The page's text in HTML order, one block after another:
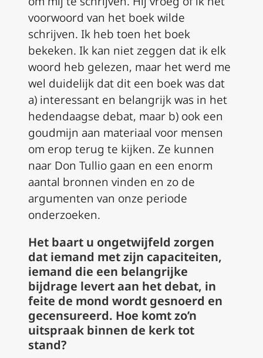
voorwoord van het boek wilde
schrijven. Ik heb toen het boek
bekeken. Ik kan niet zeggen dat ik elk
woord heb gelezen, maar het werd me
wel duidelijk dat dit een boek was dat
a) interessant en belangrijk was in het
hedendaagse debat, maar b) ook een
goudmijn aan materiaal voor mensen
om erop terug te kijken. Ze kunnen
naar Don Tullio gaan en een enorm
aantal bronnen vinden en zo de
argumenten van onze periode
onderzoeken.
Het baart u ongetwijfeld zorgen
dat iemand met zijn capaciteiten,
iemand die een belangrijke
bijdrage levert aan het debat, in
feite de mond wordt gesnoerd en
gecensureerd. Hoe komt zo’n
uitspraak binnen de kerk tot
stand?